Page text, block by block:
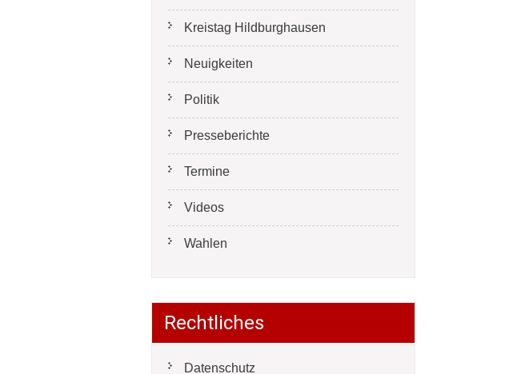
Kreistag Hildburghausen
Neuigkeiten
Politik
Presseberichte
Termine
Videos
Wahlen
Rechtliches
Datenschutz